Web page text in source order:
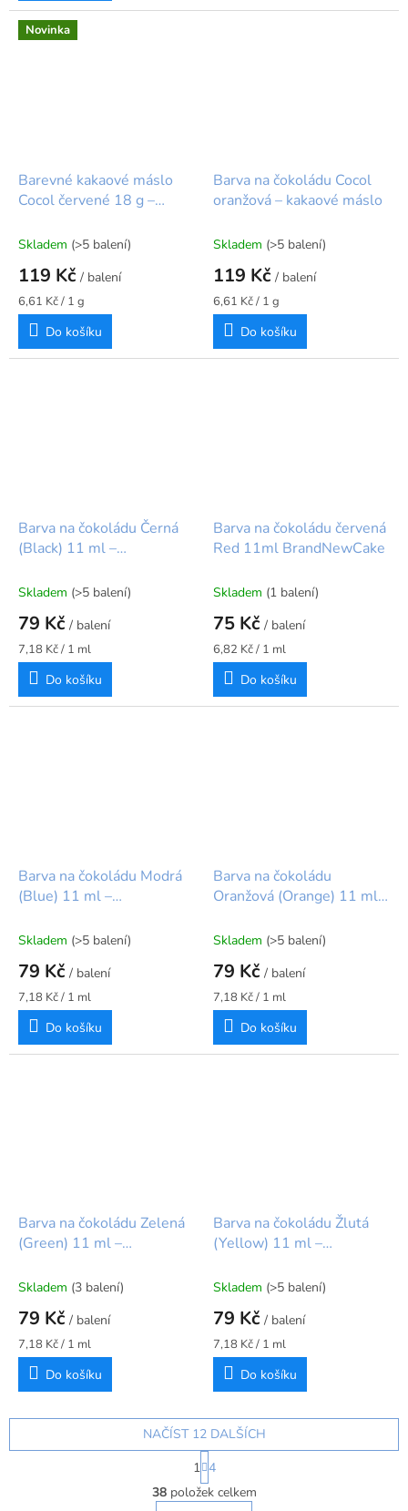
Novinka
Barevné kakaové máslo
Cocol červené 18 g –
Skladem (>5 balení)
119 Kč / balení
Měrná
cena:
6,61 Kč / 1 g
Do košíku
Barva na čokoládu Cocol
oranžová – kakaové máslo
Skladem (>5 balení)
119 Kč / balení
Měrná
cena:
6,61 Kč / 1 g
Do košíku
Barva na čokoládu Černá
(Black) 11 ml –
Skladem (>5 balení)
79 Kč / balení
Měrná
cena:
7,18 Kč / 1 ml
Do košíku
Barva na čokoládu červená
Red 11ml BrandNewCake
Skladem (1 balení)
75 Kč / balení
Měrná
cena:
6,82 Kč / 1 ml
Do košíku
Barva na čokoládu Modrá
(Blue) 11 ml –
Skladem (>5 balení)
79 Kč / balení
Měrná
cena:
7,18 Kč / 1 ml
Do košíku
Barva na čokoládu
Oranžová (Orange) 11 ml –
Skladem (>5 balení)
79 Kč / balení
Měrná
cena:
7,18 Kč / 1 ml
Do košíku
Barva na čokoládu Zelená
(Green) 11 ml –
Skladem (3 balení)
79 Kč / balení
Měrná
cena:
7,18 Kč / 1 ml
Do košíku
Barva na čokoládu Žlutá
(Yellow) 11 ml –
Skladem (>5 balení)
79 Kč / balení
Měrná
cena:
7,18 Kč / 1 ml
Do košíku
O
v
NAČÍST 12 DALŠÍCH
S
t
r
á
1 4
38položek celkem